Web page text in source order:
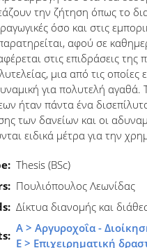
την ζήτηση όπως το
όσο και στις
αφού σε
στις επιδράσεις
μια από τις οποίες
για πολυτελή
ήταν πάντα ένα
των δανείων και οι
ειδικά μέτρα για την
Thesis (BSc)
Πουλιόπουλος Λεωνίδας
Δίκτυα διανομής και
Α > Αργυροχοΐα -
Ε > Επιχειρηματική